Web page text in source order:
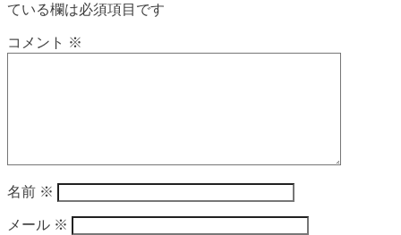
ている欄は必須項目です
コメント ※
名前 ※
メール ※